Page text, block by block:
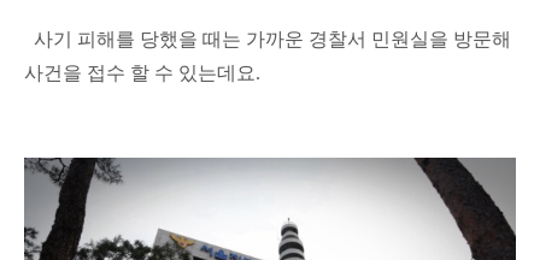
사기 피해를 당했을 때는 가까운 경찰서 민원실을 방문해
사건을 접수 할 수 있는데요.